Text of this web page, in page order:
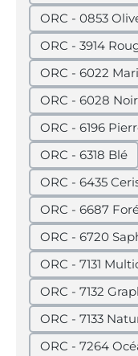
ORC - 0853
ORC - 3914
ORC - 6022
ORC - 6028 Noir
ORC - 6196
ORC - 6318 Blé
ORC - 6435
ORC - 6687
ORC - 6720
ORC - 7131
ORC - 7132
ORC - 7133
ORC - 7264